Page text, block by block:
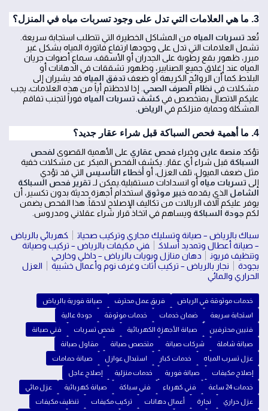
3. ما هي العلامات التي تدل على وجود تسربات مياه في المنزل؟
تُعد تسربات المياه من المشاكل الخطيرة التي تتطلب استجابة سريعة.
تشمل العلامات التي تدل على وجودها ارتفاع فاتورة المياه بشكل غير
مبرر، ظهور بقع رطوبة على الجدران أو الأسقف، سماع أصوات جريان
المياه عند إغلاق جميع الصنابير، وظهور تشققات في الدهانات أو
البلاط.كما أن الروائح الكريهة أو ضعف تدفق المياه قد يشيران إلى
مشكلات في نظام الصرف الصحي . إذا لاحظتم أياً من هذه العلامات، يجب
عليكم الاتصال بمتخصص فيكشف تسربات المياه فوراً لتجنب تفاقم
المشكلة وحماية منزلكم في الرياض
4. ما أهمية فحص السباكة قبل شراء عقار جديد؟
تؤكد منصة عاين وخبراء فحص عقاري على الأهمية القصوى لفحص
السباكة قبل شراء أي عقار. يكشف الفحص المبكر عن مشكلات خفية
مثل ضعف الميول، تلف العزل، أوأخطاء التأسيس التي قد تؤدي
إلى تسربات مياه أو انسدادات مستقبلية.يمكن لـ تقرير فحص السباكة
الشامل الذي يقدمهخبير موثوق استخدام أجهزة حديثة بدون تكسير، أن
يوفر عليكم آلاف الريالات من تكاليف الإصلاح لاحقاً. هذا الفحص يضمن
لكم جودة السباكة ويساهم في اتخاذ قرار شراء عقلاني ومدروس.
سباك بالرياض – صيانة وتسليك مجاري وتركيب صحيات
كهربائي بالرياض
– صيانة أعطال وتمديد أسلاك
فني مكيفات بالرياض – تركيب وصيانة
وتنظيف فريون
دهان منازل وبويات بالرياض – داخلي وخارجي
بجودة
نجار بالرياض – تركيب أثاث وغرف نوم وأعمال خشبية
العزل
الحراري والمائي
خدمات موثوقة في الرياض فريق عمل محترف
صيانة فورية بالرياض
استجابة سريعة
ضمان خدمات خدمات موثوقة
جودة عالية
فنيين محترفين
صيانة الأجهزة الكهربائية فحص تسربات
فني صيانة
صيانة شاملة
شركات صيانة متخصص صيانة
مقاول صيانة
عزل تسرب المياه
خدمات كبار استبدال عوازل
صيانة حمامات
إصلاح مكيفات
صيانة فورية خدمات منزلية
إصلاح عاجل
خدمات 24 ساعة
فني كهرباء فني سباكة صيانة كهربائية
عزل مائي
عزل حراري
نجارة أعمال دهانات تركيب مكيفات
تنظيف مكيفات